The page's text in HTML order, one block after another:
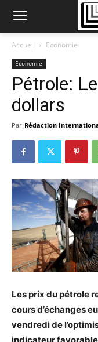
Accueil Economie
Economie
Pétrole:
dollars
Par Rédaction
Les prix du pétrole
cours d’échanges
vendredi de
indicateur favorable